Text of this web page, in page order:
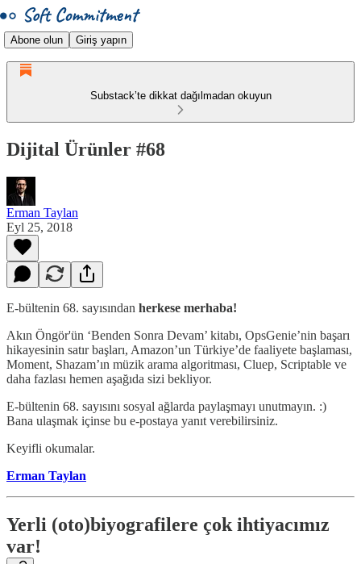
Abone olun Giriş yapın
Substack’te dikkat dağılmadan okuyun
Dijital Ürünler #68
Erman Taylan
Eyl 25, 2018
E-bültenin 68. sayısından herkese merhaba!
Akın Öngör'ün ‘Benden Sonra Devam’ kitabı, OpsGenie’nin başarı
hikayesinin satır başları, Amazon’un Türkiye’de faaliyete başlaması,
Moment, Shazam’ın müzik arama algoritması, Cluep, Scriptable ve
daha fazlası hemen aşağıda sizi bekliyor.
E-bültenin 68. sayısını sosyal ağlarda paylaşmayı unutmayın. :)
Bana ulaşmak içinse bu e-postaya yanıt verebilirsiniz.
Keyifli okumalar.
Erman Taylan
Yerli (oto)biyografilere çok ihtiyacımız
var!